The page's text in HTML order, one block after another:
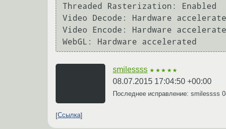
Threaded Rasterization: Enabled
Video Decode: Hardware
Video Encode: Hardware
smilessss ★★★★★
08.07.2015 17:04:50 +00:00
Последнее исправление: smilessss
Ссылка